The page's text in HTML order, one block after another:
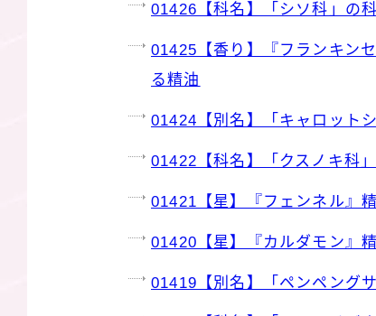
01426【科名】「シソ科」の
01425【香り】『フランキン
る精油
01424【別名】「キャロット
01422【科名】「クスノキ科
01421【星】『フェンネル』
01420【星】『カルダモン』
01419【別名】「ペンペング